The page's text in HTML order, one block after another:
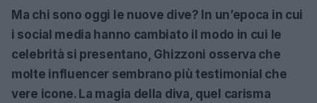
Ma chi sono oggi le nuove dive? In un’epoca in cui
i social media hanno cambiato il modo in cui le
celebrità si presentano, Ghizzoni osserva che
molte influencer sembrano più testimonial che
vere icone. La magia della diva, quel carisma